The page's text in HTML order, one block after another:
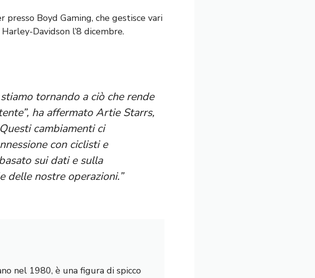
Boyd Gaming, che gestisce vari
Davidson l’8 dicembre.
tornando a ciò che rende
ha affermato Artie Starrs,
cambiamenti ci
con ciclisti e
sui dati e sulla
delle nostre operazioni.”
nel 1980, è una figura di spicco